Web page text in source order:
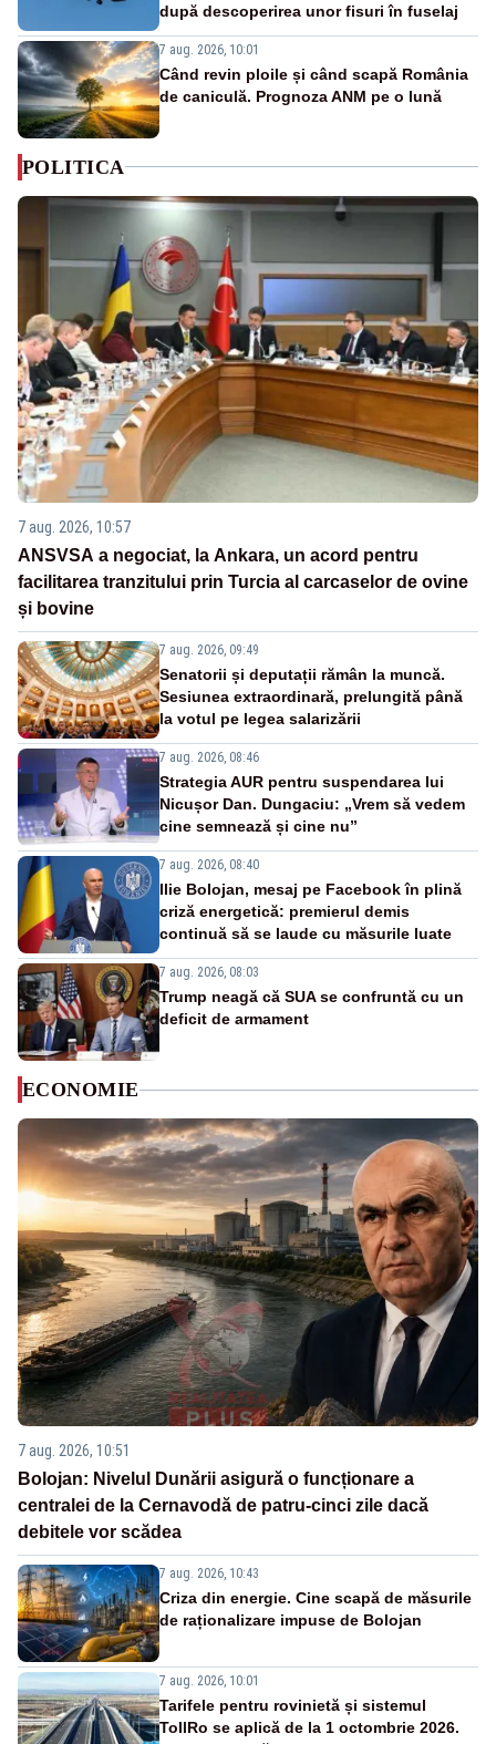
după descoperirea unor fisuri în fuselaj
7 aug. 2026, 10:01
Când revin ploile și când scapă România
de caniculă. Prognoza ANM pe o lună
POLITICA
7 aug. 2026, 10:57
ANSVSA a negociat, la Ankara, un acord pentru
facilitarea tranzitului prin Turcia al carcaselor de ovine
și bovine
7 aug. 2026, 09:49
Senatorii și deputații rămân la muncă.
Sesiunea extraordinară, prelungită până
la votul pe legea salarizării
7 aug. 2026, 08:46
Strategia AUR pentru suspendarea lui
Nicușor Dan. Dungaciu: „Vrem să vedem
cine semnează și cine nu”
7 aug. 2026, 08:40
Ilie Bolojan, mesaj pe Facebook în plină
criză energetică: premierul demis
continuă să se laude cu măsurile luate
7 aug. 2026, 08:03
Trump neagă că SUA se confruntă cu un
deficit de armament
ECONOMIE
7 aug. 2026, 10:51
Bolojan: Nivelul Dunării asigură o funcționare a
centralei de la Cernavodă de patru-cinci zile dacă
debitele vor scădea
7 aug. 2026, 10:43
Criza din energie. Cine scapă de măsurile
de raționalizare impuse de Bolojan
7 aug. 2026, 10:01
Tarifele pentru rovinietă și sistemul
TollRo se aplică de la 1 octombrie 2026.